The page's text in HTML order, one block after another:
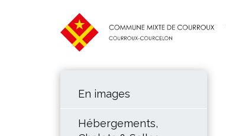
En images
Hébergements,